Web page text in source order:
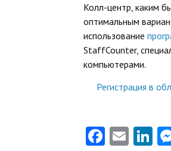
Колл-центр, каким
оптимальным
использование
StaffCounter,
компьютерами.
Регистрация в